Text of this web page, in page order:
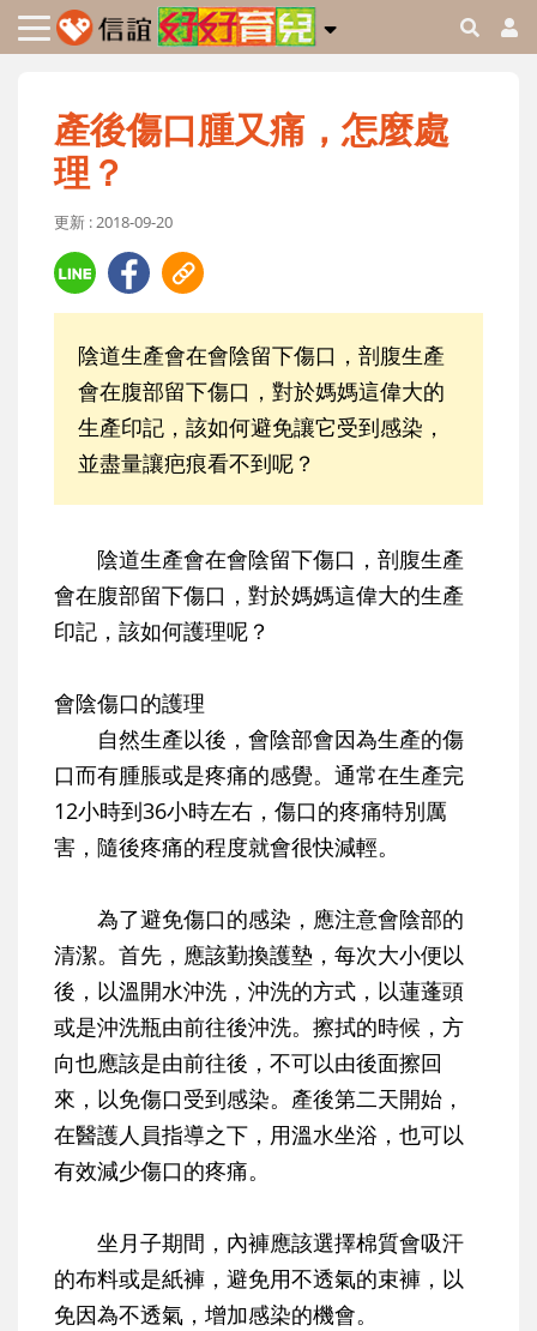
產後傷口腫又痛，怎麼處
理？
更新 : 2018-09-20
陰道生產會在會陰留下傷口，剖腹生產
會在腹部留下傷口，對於媽媽這偉大的
生產印記，該如何避免讓它受到感染，
並盡量讓疤痕看不到呢？
陰道生產會在會陰留下傷口，剖腹生產
會在腹部留下傷口，對於媽媽這偉大的生產
印記，該如何護理呢？
會陰傷口的護理
自然生產以後，會陰部會因為生產的傷
口而有腫脹或是疼痛的感覺。通常在生產完
12小時到36小時左右，傷口的疼痛特別厲
害，隨後疼痛的程度就會很快減輕。
為了避免傷口的感染，應注意會陰部的
清潔。首先，應該勤換護墊，每次大小便以
後，以溫開水沖洗，沖洗的方式，以蓮蓬頭
或是沖洗瓶由前往後沖洗。擦拭的時候，方
向也應該是由前往後，不可以由後面擦回
來，以免傷口受到感染。產後第二天開始，
在醫護人員指導之下，用溫水坐浴，也可以
有效減少傷口的疼痛。
坐月子期間，內褲應該選擇棉質會吸汗
的布料或是紙褲，避免用不透氣的束褲，以
免因為不透氣，增加感染的機會。